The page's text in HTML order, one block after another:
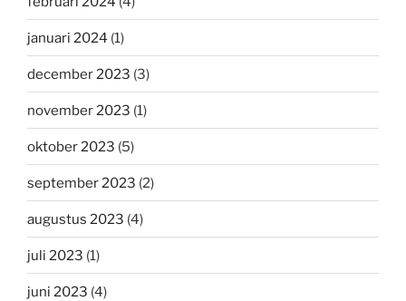
januari 2024 (1)
december 2023 (3)
november 2023 (1)
oktober 2023 (5)
september 2023 (2)
augustus 2023 (4)
juli 2023 (1)
juni 2023 (4)